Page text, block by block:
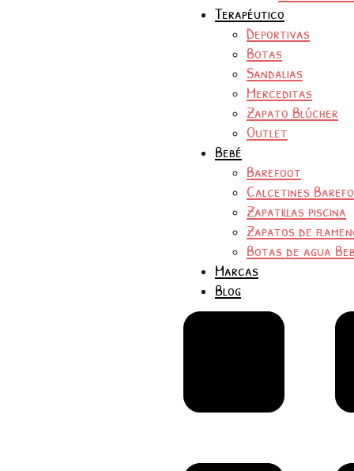
Terapéutico
Deportivas
Botas
Sandalias
Merceditas
Zapato Blúcher
Outlet
Bebé
Barefoot
Calcetines
Zapatillas piscina
Zapatos de
Botas de agua
Marcas
Blog